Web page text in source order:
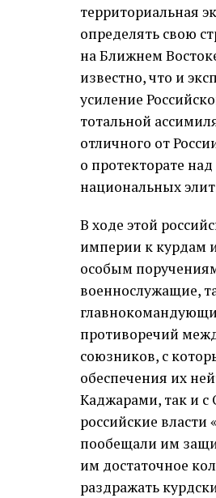
территориальная
определять свою
на Ближнем
известно, что и
усиление
тотальной
отличного от
о протекторате
национальных
В ходе этой
империи к курдам
особым
военнослужащие,
противоречий
союзников, с
обеспечения их
Каджарами, так и
российские
пообещали им
им достаточное
раздражать